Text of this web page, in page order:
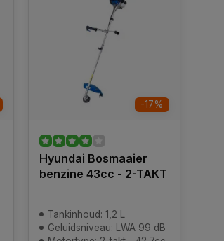
-17%
Hyundai Bosmaaier
benzine 43cc - 2-TAKT
Tankinhoud: 1,2 L
Geluidsniveau: LWA 99 dB